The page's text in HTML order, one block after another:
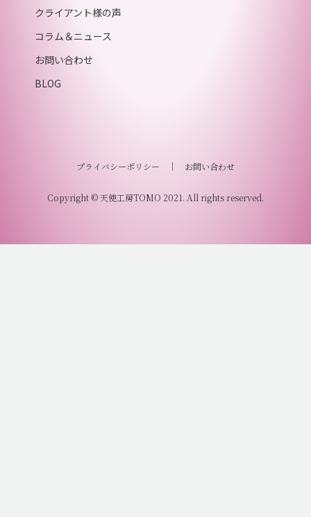
クライアント様の声
コラム＆ニュース
お問い合わせ
BLOG
プライバシーポリシー ｜ お問い合わせ
Copyright © 天使工房TOMO 2021. All rights reserved.